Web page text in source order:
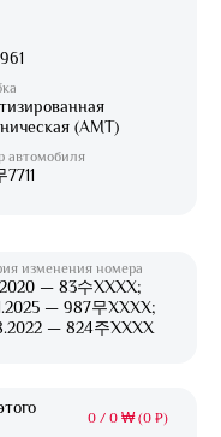
(AMT)
автомобиля
изменения номера
— 83수XXXX;
— 987무XXXX;
— 824주XXXX
0 / 0 ₩ (0 ₽)